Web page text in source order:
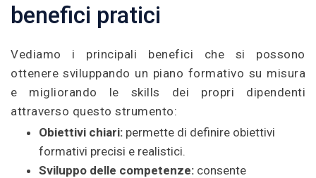
benefici pratici
Vediamo i principali benefici che si possono
ottenere sviluppando un piano formativo su misura
e migliorando le skills dei propri dipendenti
attraverso questo strumento:
Obiettivi chiari: permette di definire obiettivi
formativi precisi e realistici.
Sviluppo delle competenze: consente